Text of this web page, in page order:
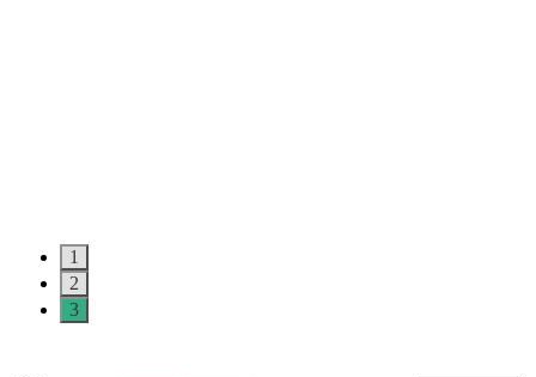
1
2
3